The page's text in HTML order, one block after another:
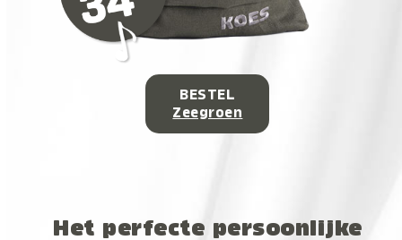
BESTEL
Zeegroen
Het perfecte persoonlijke